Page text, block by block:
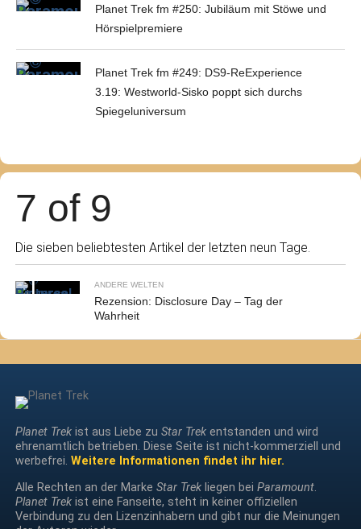
Planet Trek fm #250: Jubiläum mit Stöwe und
Hörspielpremiere
Planet Trek fm #249: DS9-ReExperience
3.19: Westworld-Sisko poppt sich durchs
Spiegeluniversum
7 of 9
Die sieben beliebtesten Artikel der letzten neun Tage.
ANDERE WELTEN
Rezension: Disclosure Day – Tag der
Wahrheit
Planet Trekist aus Liebe zu Star Trekentstanden und wird
ehrenamtlich betrieben. Diese Seite ist nicht-kommerziell und
werbefrei. Weitere Informationen findet ihr hier.
Alle Rechten an der Marke Star Trekliegen bei Paramount.
Planet Trekist eine Fanseite, steht in keiner offiziellen
Verbindung zu den Lizenzinhabern und gibt nur die Meinungen